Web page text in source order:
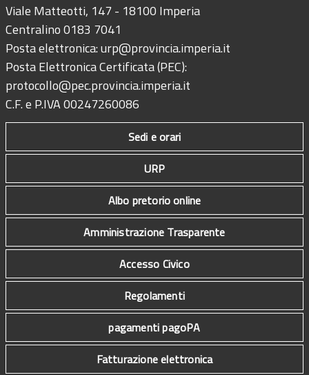
Viale Matteotti, 147 - 18100 Imperia
Centralino 0183 7041
Posta elettronica:urp@provincia.imperia.it
Posta Elettronica Certificata (PEC):
protocollo@pec.provincia.imperia.it
C.F. e P.IVA 00247260086
Sedi e orari
URP
Albo pretorio online
Amministrazione Trasparente
Accesso Civico
Regolamenti
pagamenti pagoPA
Fatturazione elettronica